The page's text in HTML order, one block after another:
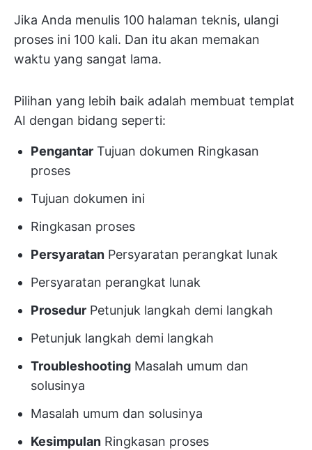
Jika Anda menulis 100 halaman teknis, ulangi
proses ini 100 kali. Dan itu akan memakan
waktu yang sangat lama.
Pilihan yang lebih baik adalah membuat templat
AI dengan bidang seperti:
Pengantar Tujuan dokumen Ringkasan
proses
Tujuan dokumen ini
Ringkasan proses
Persyaratan Persyaratan perangkat lunak
Persyaratan perangkat lunak
Prosedur Petunjuk langkah demi langkah
Petunjuk langkah demi langkah
Troubleshooting Masalah umum dan
solusinya
Masalah umum dan solusinya
Kesimpulan Ringkasan proses